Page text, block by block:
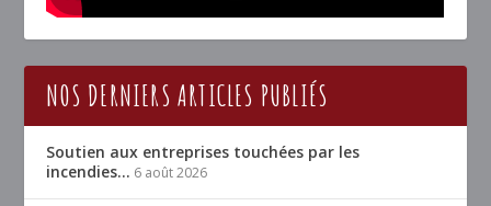
NOS DERNIERS ARTICLES PUBLIÉS
Soutien aux entreprises touchées par les
incendies… 6 août 2026